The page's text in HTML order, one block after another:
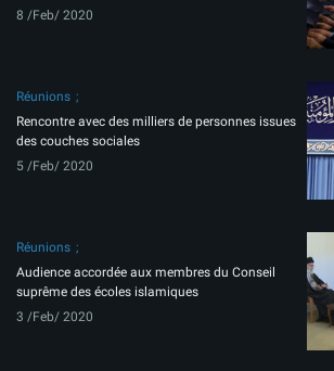
8 /Feb/ 2020
Réunions
Rencontre avec des milliers de personnes issues
des couches sociales
5 /Feb/ 2020
Réunions
Audience accordée aux membres du Conseil
suprême des écoles islamiques
3 /Feb/ 2020